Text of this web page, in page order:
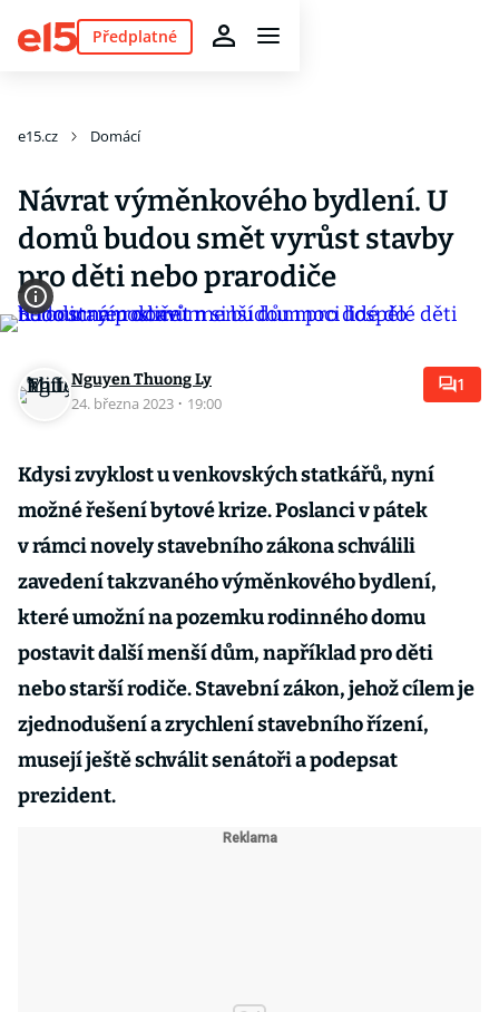
Předplatné
e15.cz Domácí
Návrat výměnkového bydlení. U
domů budou smět vyrůst stavby
pro děti nebo prarodiče
Nguyen Thuong Ly
24. března 2023 · 19:00
1
Kdysi zvyklost u venkovských statkářů, nyní
možné řešení bytové krize. Poslanci v pátek
v rámci novely stavebního zákona schválili
zavedení takzvaného výměnkového bydlení,
které umožní na pozemku rodinného domu
postavit další menší dům, například pro děti
nebo starší rodiče. Stavební zákon, jehož cílem je
zjednodušení a zrychlení stavebního řízení,
musejí ještě schválit senátoři a podepsat
prezident.